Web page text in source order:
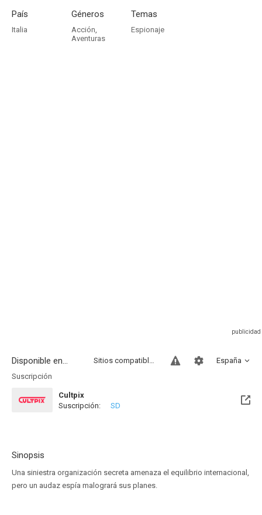
País
Italia
Géneros
Acción,
Aventuras
Temas
Espionaje
Disponible en... España
Sitios compatibles
Suscripción
Cultpix
Suscripción:
SD
Sinopsis
Una siniestra organización secreta amenaza el equilibrio internacional,
pero un audaz espía malogrará sus planes.